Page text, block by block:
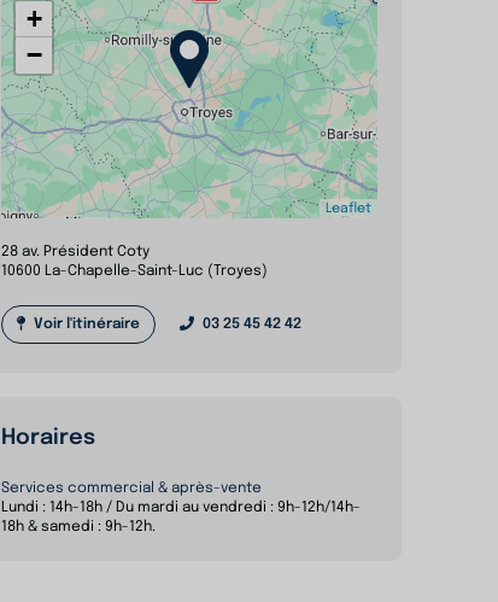
+
−
Leaflet
28 av. Président Coty
10600 La-Chapelle-Saint-Luc (Troyes)
Voir l'itinéraire 03 25 45 42 42
Horaires
Services commercial & après-vente
Lundi : 14h-18h / Du mardi au vendredi : 9h-12h/14h-
18h & samedi : 9h-12h.